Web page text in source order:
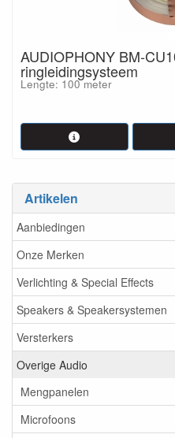
Artikelen
Aanbiedingen
Onze Merken
Verlichting & Special Effects
Speakers & Speakersystemen
Versterkers
Overige Audio
Mengpanelen
Microfoons
AUDIOPHONY BM-
ringleidingsysteem
Lengte: 100 meter